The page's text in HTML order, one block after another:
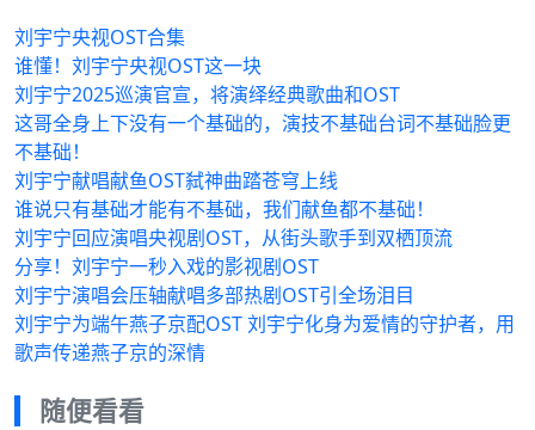
刘宇宁央视OST合集
谁懂！刘宇宁央视OST这一块
刘宇宁2025巡演官宣，将演绎经典歌曲和OST
这哥全身上下没有一个基础的，演技不基础台词不基础脸更
不基础！
刘宇宁献唱献鱼OST弑神曲踏苍穹上线
谁说只有基础才能有不基础，我们献鱼都不基础！
刘宇宁回应演唱央视剧OST，从街头歌手到双栖顶流
分享！刘宇宁一秒入戏的影视剧OST
刘宇宁演唱会压轴献唱多部热剧OST引全场泪目
刘宇宁为端午燕子京配OST 刘宇宁化身为爱情的守护者，用
歌声传递燕子京的深情
随便看看